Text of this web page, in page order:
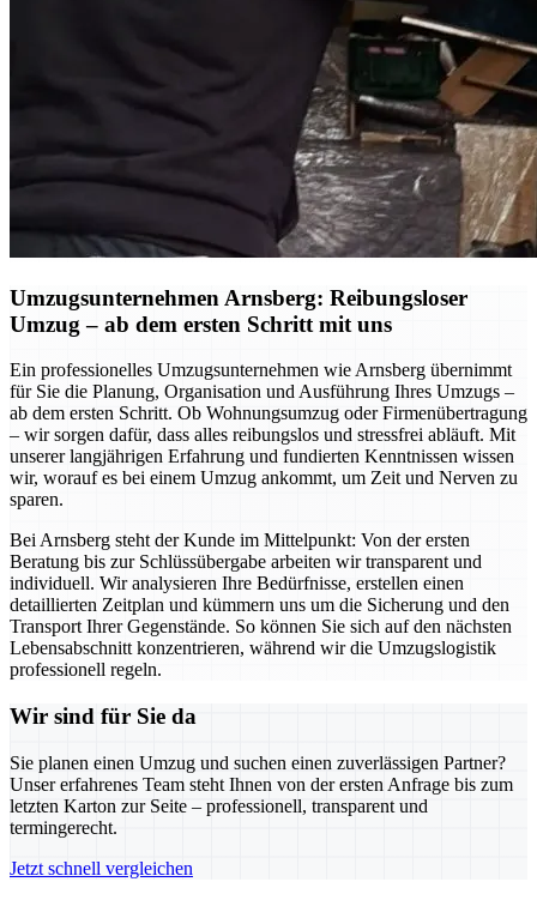
Umzugsunternehmen Arnsberg: Reibungsloser
Umzug – ab dem ersten Schritt mit uns
Ein professionelles Umzugsunternehmen wie Arnsberg übernimmt
für Sie die Planung, Organisation und Ausführung Ihres Umzugs –
ab dem ersten Schritt. Ob Wohnungsumzug oder Firmenübertragung
– wir sorgen dafür, dass alles reibungslos und stressfrei abläuft. Mit
unserer langjährigen Erfahrung und fundierten Kenntnissen wissen
wir, worauf es bei einem Umzug ankommt, um Zeit und Nerven zu
sparen.
Bei Arnsberg steht der Kunde im Mittelpunkt: Von der ersten
Beratung bis zur Schlüssübergabe arbeiten wir transparent und
individuell. Wir analysieren Ihre Bedürfnisse, erstellen einen
detaillierten Zeitplan und kümmern uns um die Sicherung und den
Transport Ihrer Gegenstände. So können Sie sich auf den nächsten
Lebensabschnitt konzentrieren, während wir die Umzugslogistik
professionell regeln.
Wir sind für Sie da
Sie planen einen Umzug und suchen einen zuverlässigen Partner?
Unser erfahrenes Team steht Ihnen von der ersten Anfrage bis zum
letzten Karton zur Seite – professionell, transparent und
termingerecht.
Jetzt schnell vergleichen